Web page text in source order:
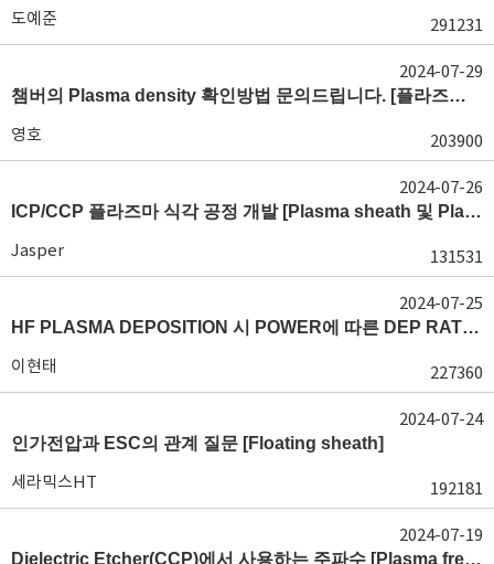
도예준 291231
챔버의 Plasma density 확인방법 문의드립니다. [플라즈마 모니터링, OES, LP]
영호 203900
2024-07-29
ICP/CCP 플라즈마 식각 공정 개발 [Plasma sheath 및 Plasma generation]
Jasper 131531
2024-07-26
HF PLASMA DEPOSITION 시 POWER에 따른 DEP RATE 변화 [장비 플라즈마, Rate constant]
이현태 227360
2024-07-25
인가전압과 ESC의 관계 질문 [Floating sheath]
세라믹스HT 192181
2024-07-24
Dielectric Etcher(CCP)에서 사용하는 주파수 [Plasma frequency 및 RF sheath]
2024-07-19